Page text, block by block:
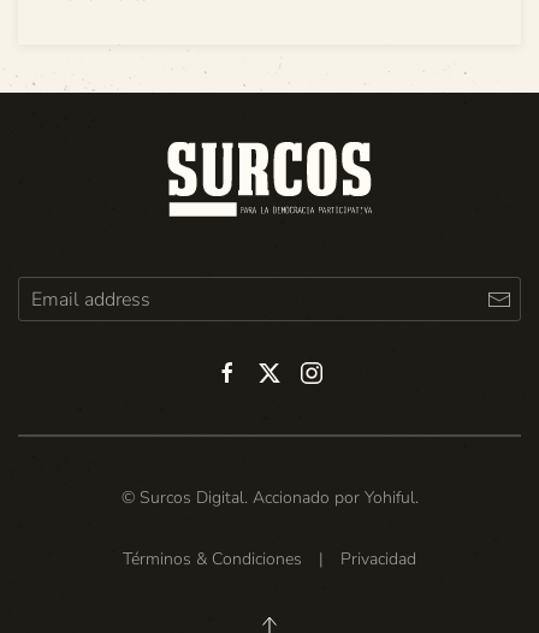
© Surcos Digital. Accionado por Yohiful.
Términos & Condiciones | Privacidad